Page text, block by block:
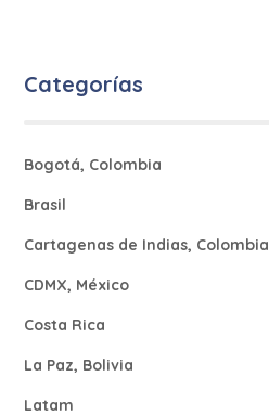
Categorías
Bogotá, Colombia
Brasil
Cartagenas de Indias, Colombia
CDMX, México
Costa Rica
La Paz, Bolivia
Latam